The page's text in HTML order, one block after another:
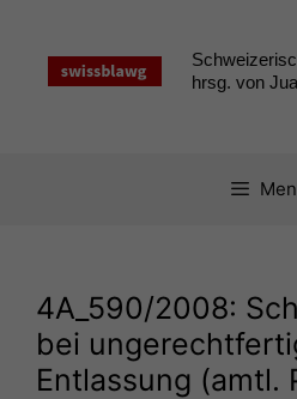
springen
hrsg. von
4A_590/2008:
bei
Entlassung (amtl.